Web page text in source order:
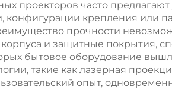
проекторов часто
конфигурации крепления или
прочности
и защитные покрытия,
бытовое оборудование
такие как лазерная
опыт,